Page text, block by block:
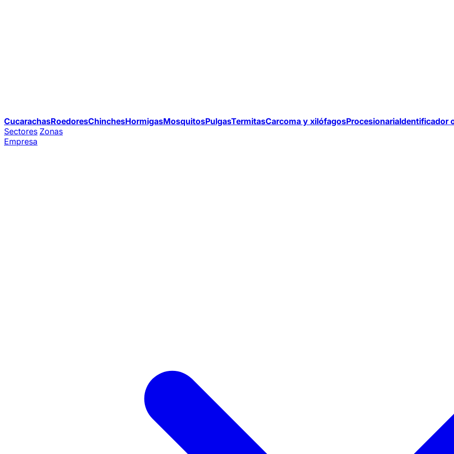
CucarachasRoedoresChinchesHormigasMosquitosPulgasTermitasCarcoma y xilófagosProcesionariaIdentificador
Sectores Zonas
Empresa